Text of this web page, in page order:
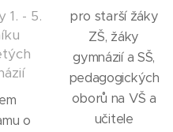
1. - 5.
o
pro starší žáky
ZŠ, žáky
gymnázií a SŠ,
pedagogických
oborů na VŠ a
učitele